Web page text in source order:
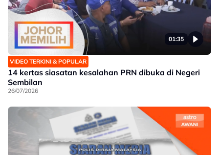
01:35
VIDEO TERKINI & POPULAR
14 kertas siasatan kesalahan PRN dibuka di Negeri
Sembilan
26/07/2026